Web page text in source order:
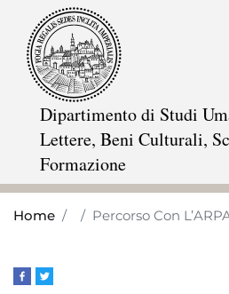
Dipartimento di Studi
Lettere, Beni Culturali,
Formazione
Home Percorso Con